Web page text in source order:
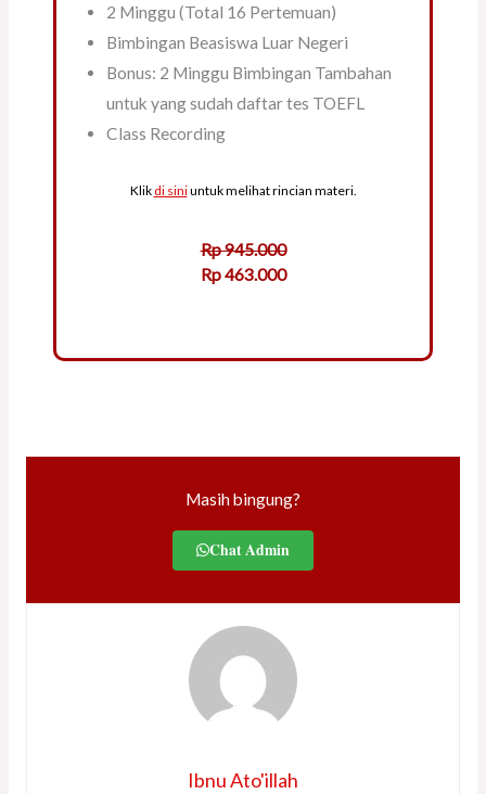
2 Minggu (Total 16 Pertemuan)
Bimbingan Beasiswa Luar Negeri
Bonus: 2 Minggu Bimbingan Tambahan
untuk yang sudah daftar tes TOEFL
Class Recording
Klik di siniuntuk melihat rincian materi.
Rp 945.000
Rp 463.000
Masih bingung?
Chat Admin
Ibnu Ato'illah